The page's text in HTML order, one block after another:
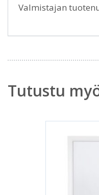
Valmistajan
Tutustu